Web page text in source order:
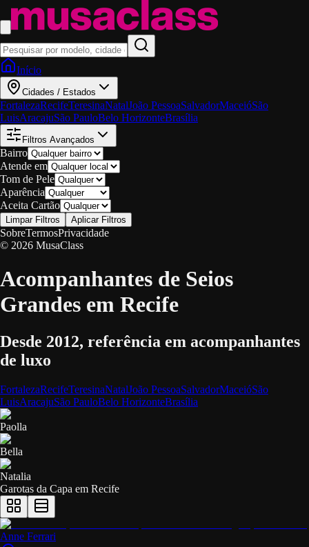
Início
Cidades / Estados
FortalezaRecifeTeresinaNatalJoão PessoaSalvadorMaceióSão
LuisAracajuSão PauloBelo HorizonteBrasília
Filtros Avançados
Bairro
Atende em
Tom de Pele
Aparência
Aceita Cartão
Limpar Filtros Aplicar Filtros
SobreTermosPrivacidade
© 2026 MusaClass
Acompanhantes de Seios
Grandes em Recife
Desde 2012, referência em acompanhantes
de luxo
FortalezaRecifeTeresinaNatalJoão PessoaSalvadorMaceióSão
LuisAracajuSão PauloBelo HorizonteBrasília
Paolla
Bella
Natalia
Garotas da Capa em Recife
Anne Ferrari